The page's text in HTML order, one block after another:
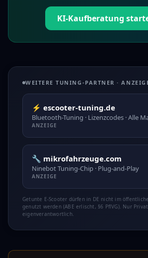
KI-Kaufberatung
WEITERE TUNING-PARTNER ·
⚡ escooter-tuning.de
Bluetooth-Tuning · Lizenzcodes · Alle
ANZEIGE
🔧 mikrofahrzeuge.com
Ninebot Tuning-Chip · Plug-and-Play
ANZEIGE
Getunte E-Scooter dürfen in DE nicht im
genutzt werden (ABE erlischt, §6 PflVG). Nur
eigenverantwortlich.